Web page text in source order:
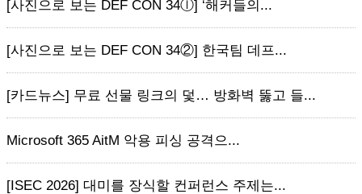
[사진으로 보는 DEF CON 34ⓛ] ‘해커들의...
[사진으로 보는 DEF CON 34②] 한국팀 데프...
[카드뉴스] 무료 선물 링크의 덫… 방화벽 뚫고 들...
Microsoft 365 AitM 악용 피싱 공격으...
[ISEC 2026] 대미를 장식할 컨퍼런스 주제는...